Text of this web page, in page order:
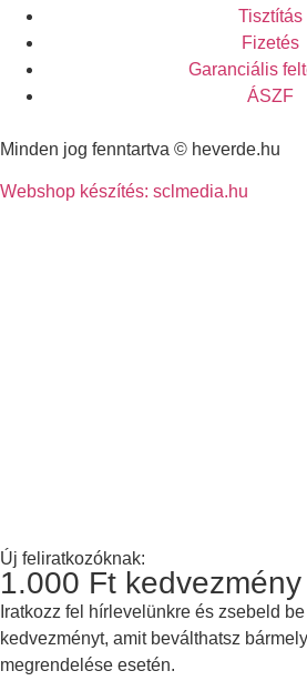
Tisztítás
Fizetés
Garanciális
ÁSZF
Minden jog fenntartva © heverde.hu
Webshop készítés: sclmedia.hu
Új feliratkozóknak:
1.000 Ft kedvezmény
Iratkozz fel hírlevelünkre és zsebeld
kedvezményt, amit beválthatsz
megrendelése esetén.